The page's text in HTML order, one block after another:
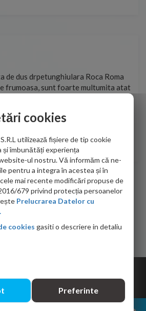
de dus drpetunghiulara Roca Roma
frumoasa, sunt foarte multumita atat
cu care am colaborat in obtinerea
bine, va doresc!
cookies
utilizează fișiere de tip cookie
și îmbunătăți experiența
ul nostru. Vă informăm că ne-
pentru a integra în acestea și în
mai recente modificări propuse de
679 privind protecția persoanelor
Prelucrarea Datelor cu
cookies gasiti o descriere in detaliu
Preferinte